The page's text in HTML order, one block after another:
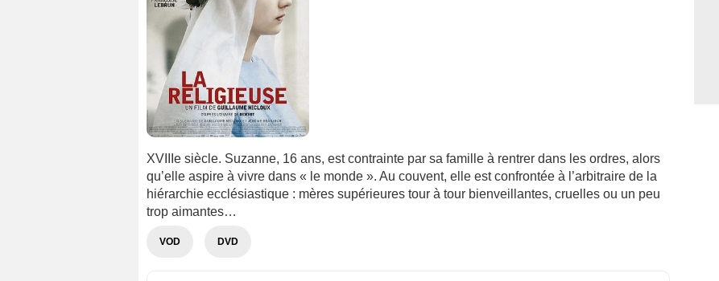
XVIIIe siècle. Suzanne, 16 ans, est contrainte par sa famille à rentrer dans les ordres, alors
qu’elle aspire à vivre dans « le monde ». Au couvent, elle est confrontée à l’arbitraire de la
hiérarchie ecclésiastique : mères supérieures tour à tour bienveillantes, cruelles ou un peu
trop aimantes…
VOD DVD